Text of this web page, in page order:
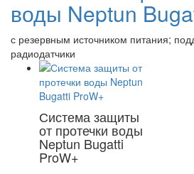
воды Neptun
с резервным источником питания;
радиодатчики
Система защиты
от протечки воды
Neptun Bugatti
ProW+